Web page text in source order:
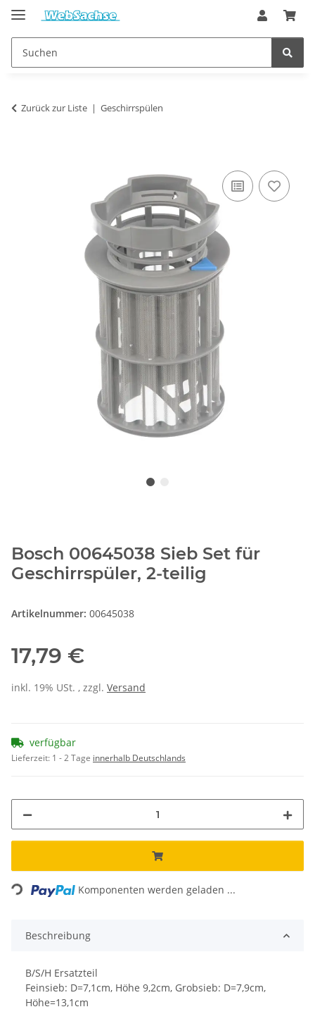
Zurück zur Liste Geschirrspülen
Bosch 00645038 Sieb Set für
Geschirrspüler, 2-teilig
Artikelnummer: 00645038
17,79 €
inkl. 19% USt. , zzgl. Versand
verfügbar
Lieferzeit: 1 - 2 Tage innerhalb Deutschlands
Komponenten werden geladen ...
Beschreibung
B/S/H Ersatzteil
Feinsieb: D=7,1cm, Höhe 9,2cm, Grobsieb: D=7,9cm,
Höhe=13,1cm